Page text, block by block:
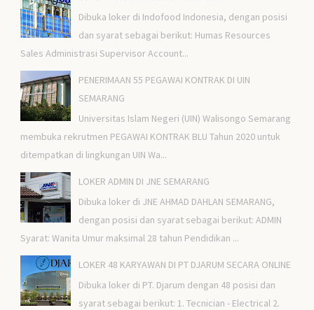
Dibuka loker di Indofood Indonesia, dengan posisi
dan syarat sebagai berikut: Humas Resources
Sales Administrasi Supervisor Account...
PENERIMAAN 55 PEGAWAI KONTRAK DI UIN
SEMARANG
Universitas Islam Negeri (UIN) Walisongo Semarang
membuka rekrutmen PEGAWAI KONTRAK BLU Tahun 2020 untuk
ditempatkan di lingkungan UIN Wa...
LOKER ADMIN DI JNE SEMARANG
Dibuka loker di JNE AHMAD DAHLAN SEMARANG,
dengan posisi dan syarat sebagai berikut: ADMIN
Syarat: Wanita Umur maksimal 28 tahun Pendidikan ...
LOKER 48 KARYAWAN DI PT DJARUM SECARA ONLINE
Dibuka loker di PT. Djarum dengan 48 posisi dan
syarat sebagai berikut: 1. Tecnician - Electrical 2.